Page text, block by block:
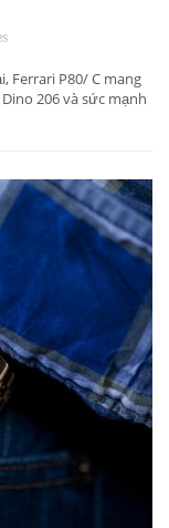
Ferrari P80/ C mang
206 và sức mạnh